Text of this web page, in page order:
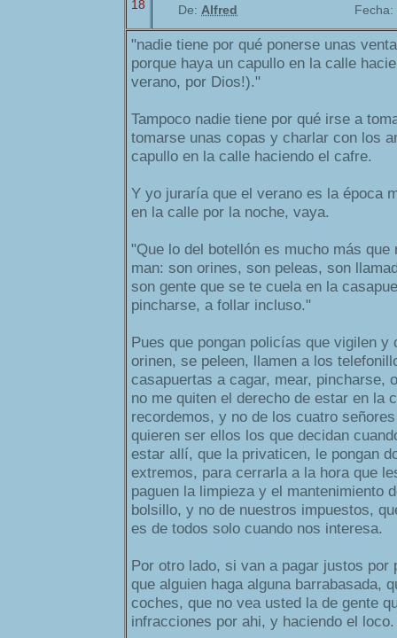
18 De: Alfred Fecha:
"nadie tiene por qué ponerse unas
porque haya un capullo en la calle
verano, por Dios!)."
Tampoco nadie tiene por qué irse a
tomarse unas copas y charlar con los
capullo en la calle haciendo el cafre.
Y yo juraría que el verano es la época
en la calle por la noche, vaya.
"Que lo del botellón es mucho más
man: son orines, son peleas, son
son gente que se te cuela en la
pincharse, a follar incluso."
Pues que pongan policías que vigilen y
orinen, se peleen, llamen a los
casapuertas a cagar, mear, pincharse,
no me quiten el derecho de estar en la
recordemos, y no de los cuatro
quieren ser ellos los que decidan
estar allí, que la privaticen, le pongan
extremos, para cerrarla a la hora que
paguen la limpieza y el mantenimiento
bolsillo, y no de nuestros impuestos,
es de todos solo cuando nos interesa.
Por otro lado, si van a pagar justos por
que alguien haga alguna barrabasada,
coches, que no vea usted la de gente
infracciones por ahi, y haciendo el loco.